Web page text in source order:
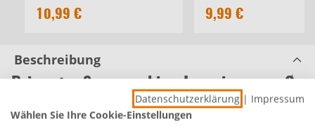
10,99 € 9,99 €
Beschreibung
Primaster Sonnenschirm Ingenio creme Ø
Datenschutzerklärung | Impressum
Wählen Sie Ihre Cookie-Einstellungen